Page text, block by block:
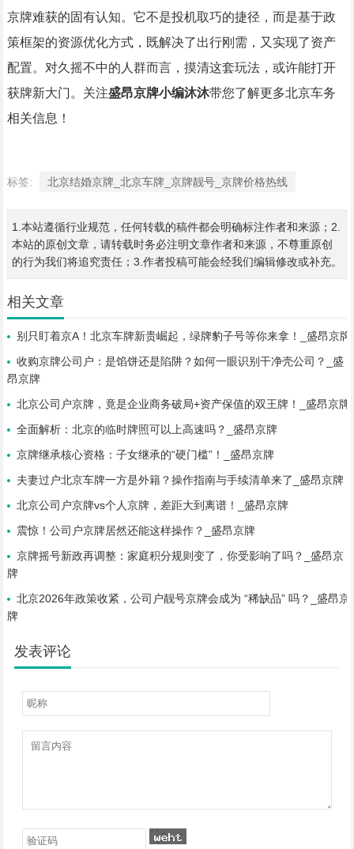
京牌难获的固有认知。它不是投机取巧的捷径，而是基于政
策框架的资源优化方式，既解决了出行刚需，又实现了资产
配置。对久摇不中的人群而言，摸清这套玩法，或许能打开
获牌新大门。关注盛昂京牌小编沐沐带您了解更多北京车务
相关信息！
标签: 北京结婚京牌_北京车牌_京牌靓号_京牌价格热线
1.本站遵循行业规范，任何转载的稿件都会明确标注作者和来源；2.
本站的原创文章，请转载时务必注明文章作者和来源，不尊重原创
的行为我们将追究责任；3.作者投稿可能会经我们编辑修改或补充。
相关文章
别只盯着京A！北京车牌新贵崛起，绿牌豹子号等你来拿！_盛昂京牌
收购京牌公司户：是馅饼还是陷阱？如何一眼识别干净壳公司？_盛
昂京牌
北京公司户京牌，竟是企业商务破局+资产保值的双王牌！_盛昂京牌
全面解析：北京的临时牌照可以上高速吗？_盛昂京牌
京牌继承核心资格：子女继承的“硬门槛”！_盛昂京牌
夫妻过户北京车牌一方是外籍？操作指南与手续清单来了_盛昂京牌
北京公司户京牌vs个人京牌，差距大到离谱！_盛昂京牌
震惊！公司户京牌居然还能这样操作？_盛昂京牌
京牌摇号新政再调整：家庭积分规则变了，你受影响了吗？_盛昂京
牌
北京2026年政策收紧，公司户靓号京牌会成为 “稀缺品” 吗？_盛昂京
牌
发表评论